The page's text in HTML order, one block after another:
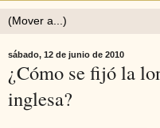
sábado, 12 de junio de 2010
¿Cómo se fijó la
inglesa?